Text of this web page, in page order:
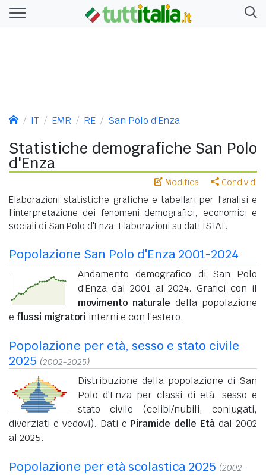
IT EMR RE San Polo d'Enza
Statistiche demografiche San Polo
d'Enza
Modifica Condividi
Elaborazioni statistiche grafiche e tabellari per l'analisi e
l'interpretazione dei fenomeni demografici, economici e
sociali di San Polo d'Enza. Elaborazioni su dati ISTAT.
Popolazione San Polo d'Enza 2001-2024
Andamento demografico di San Polo
d'Enza dal 2001 al 2024. Grafici con il
movimento naturale della popolazione
e flussi migratori interni e con l'estero.
Popolazione per età, sesso e stato civile
2025 (2002-2025)
Distribuzione della popolazione di San
Polo d'Enza per classi di età, sesso e
stato civile (celibi/nubili, coniugati,
divorziati e vedovi). Dati e Piramide delle Età dal 2002
al 2025.
Popolazione per età scolastica 2025 (2002-